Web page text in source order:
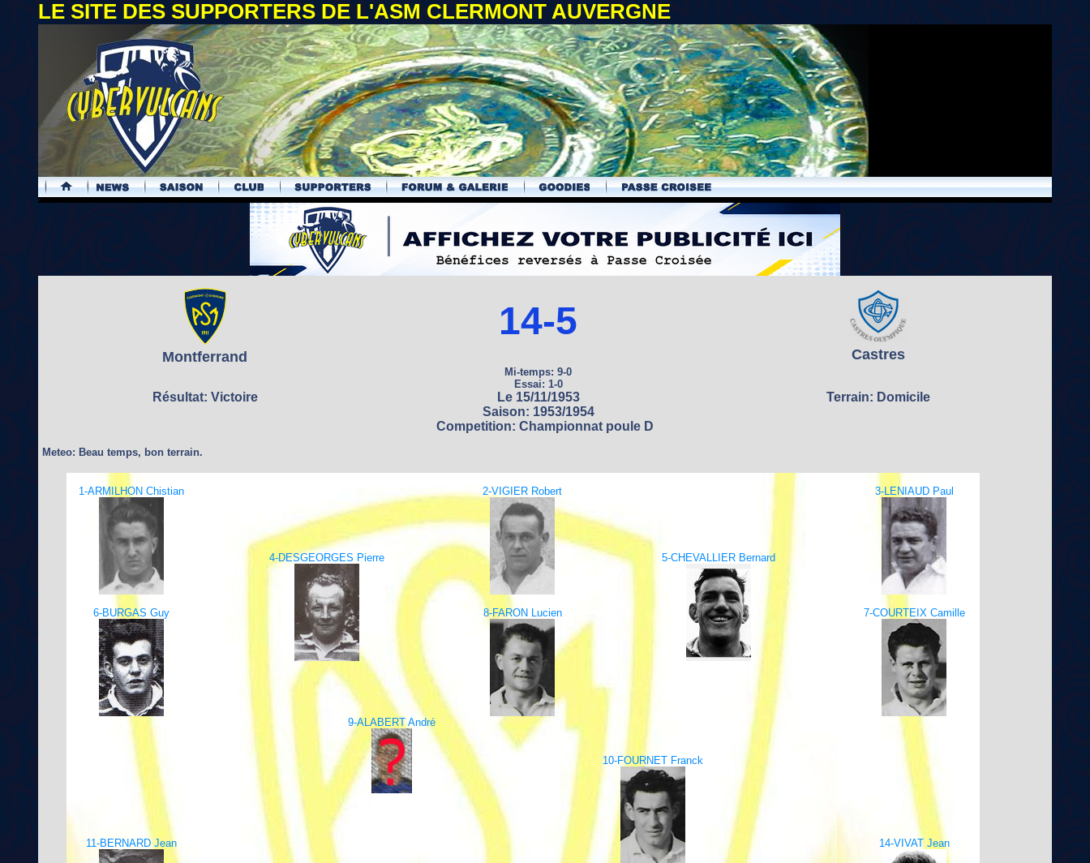
LE SITE DES SUPPORTERS DE L'ASM CLERMONT AUVERGNE
.
Montferrand
14-5
Castres
Mi-temps: 9-0
Essai: 1-0
Résultat: Victoire Le 15/11/1953
Terrain: Domicile
Saison: 1953/1954
Competition: Championnat poule D
Meteo: Beau temps, bon terrain.
1-ARMILHON Chistian 2-VIGIER Robert 3-LENIAUD Paul
4-DESGEORGES Pierre 5-CHEVALLIER Bernard
6-BURGAS Guy 8-FARON Lucien 7-COURTEIX Camille
9-ALABERT André
10-FOURNET Franck
11-BERNARD Jean 14-VIVAT Jean